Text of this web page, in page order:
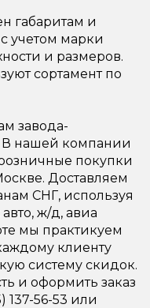
габаритам и
учетом марки
и размеров.
сортамент по
завода-
В нашей компании
покупки
Доставляем
СНГ, используя
ж/д, авиа
мы практикуем
клиенту
систему скидок.
и оформить заказ
137-56-53 или